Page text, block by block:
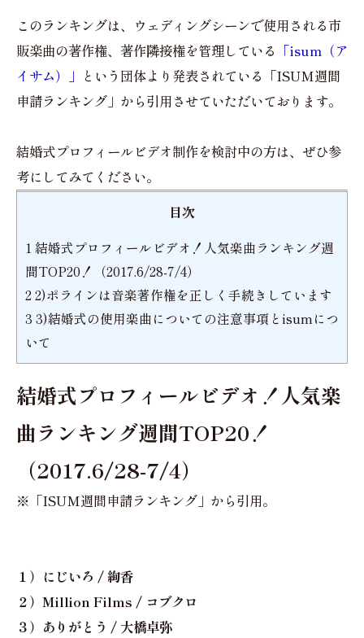
このランキングは、ウェディングシーンで使用される市
販楽曲の著作権、著作隣接権を管理している 「isum（ア
イサム）」 という団体より発表されている「ISUM週間
申請ランキング」から引用させていただいております。
結婚式プロフィールビデオ制作を検討中の方は、ぜひ参
考にしてみてください。
目次
1結婚式プロフィールビデオ！人気楽曲ランキング週
間TOP20！（2017.6/28-7/4）
22)ポラインは音楽著作権を正しく手続きしています
3 3)結婚式の使用楽曲についての注意事項とisumにつ
いて
結婚式プロフィールビデオ！人気楽
曲ランキング週間TOP20！
（2017.6/28-7/4）
※「ISUM週間申請ランキング」から引用。
１）にじいろ / 絢香
２）Million Films / コブクロ
３）ありがとう / 大橋卓弥